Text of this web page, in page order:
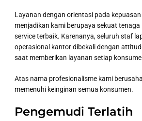
Layanan dengan orientasi pada
menjadikan kami berupaya sekuat
service terbaik. Karenanya, seluruh staf
operasional kantor dibekali dengan
saat memberikan layanan setiap
Atas nama profesionalisme kami
memenuhi keinginan semua konsumen.
Pengemudi Terlatih